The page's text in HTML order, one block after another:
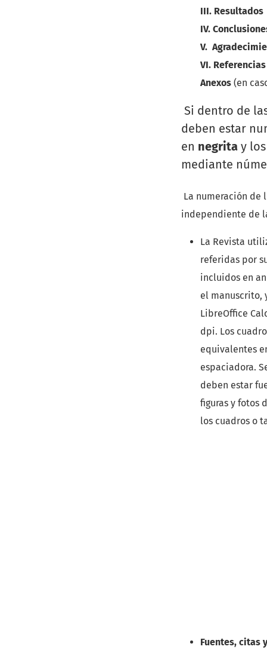
III. Resultados
IV.
V.
VI. Referencias
Anexos (en
Si dentro de
deben estar
en negrita y
mediante
La numeración de
independiente de
La Revista
referidas por
incluidos en
el manuscrito,
LibreOffice
dpi. Los
equivalentes
espaciadora.
deben estar
figuras y fotos
los cuadros o
Fuentes, citas